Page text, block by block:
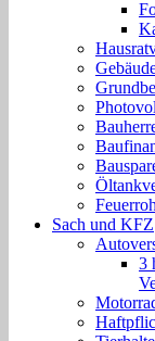
Sach und KFZ
3